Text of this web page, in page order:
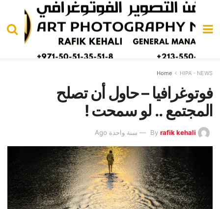
Home HIPA - NEWS
فوتوغرافيا – حاول أن تصلح
المجتمع .. لو سمحت !
By rafik kehali سنة واحدة Ago